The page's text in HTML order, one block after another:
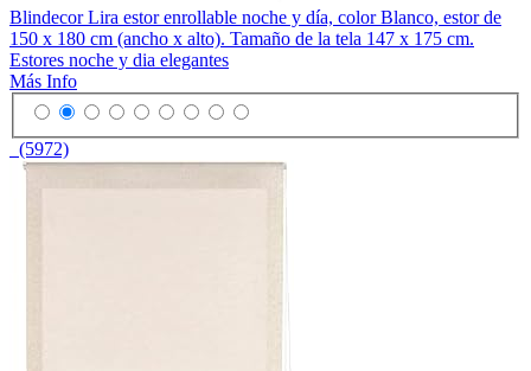
Blindecor Lira estor enrollable noche y día, color Blanco, estor de
150 x 180 cm (ancho x alto). Tamaño de la tela 147 x 175 cm.
Estores noche y dia elegantes
Más Info
(5972)